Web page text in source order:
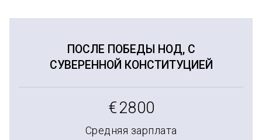
ПОСЛЕ ПОБЕДЫ НОД, С
СУВЕРЕННОЙ КОНСТИТУЦИЕЙ
€2800
Средняя зарплата